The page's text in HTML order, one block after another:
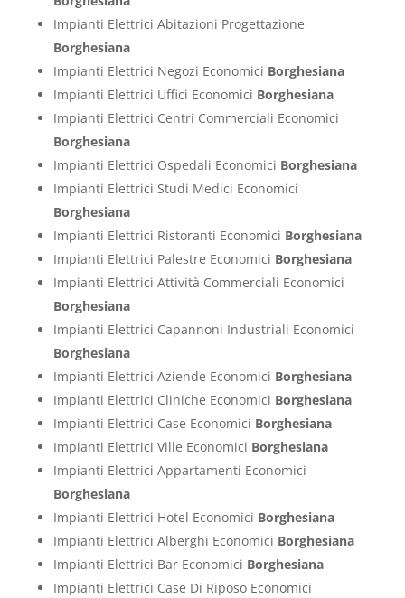
Impianti Elettrici Abitazioni Progettazione
Borghesiana
Impianti Elettrici Negozi Economici Borghesiana
Impianti Elettrici Uffici Economici Borghesiana
Impianti Elettrici Centri Commerciali Economici
Borghesiana
Impianti Elettrici Ospedali Economici Borghesiana
Impianti Elettrici Studi Medici Economici
Borghesiana
Impianti Elettrici Ristoranti Economici Borghesiana
Impianti Elettrici Palestre Economici Borghesiana
Impianti Elettrici Attività Commerciali Economici
Borghesiana
Impianti Elettrici Capannoni Industriali Economici
Borghesiana
Impianti Elettrici Aziende Economici Borghesiana
Impianti Elettrici Cliniche Economici Borghesiana
Impianti Elettrici Case Economici Borghesiana
Impianti Elettrici Ville Economici Borghesiana
Impianti Elettrici Appartamenti Economici
Borghesiana
Impianti Elettrici Hotel Economici Borghesiana
Impianti Elettrici Alberghi Economici Borghesiana
Impianti Elettrici Bar Economici Borghesiana
Impianti Elettrici Case Di Riposo Economici